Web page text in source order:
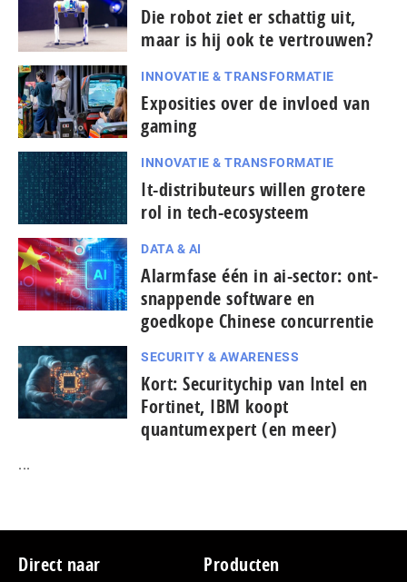
Die robot ziet er schattig uit,
maar is hij ook te vertrouwen?
INNOVATIE & TRANSFORMATIE
Exposities over de invloed van
gaming
INNOVATIE & TRANSFORMATIE
It-dis­tri­bu­teurs willen grotere
rol in tech-ecosysteem
DATA & AI
Alarmfase één in ai-sector: ont­
snap­pen­de software en
goedkope Chinese con­cur­ren­tie
SECURITY & AWARENESS
Kort: Se­cu­ri­ty­chip van Intel en
Fortinet, IBM koopt
quantumexpert (en meer)
...
Footer
Direct naar Producten